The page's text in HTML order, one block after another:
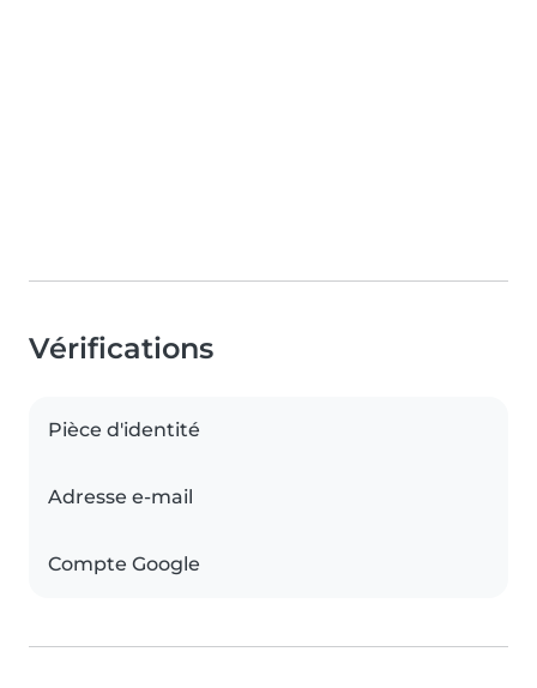
Vérifications
Pièce d'identité
Adresse e-mail
Compte Google